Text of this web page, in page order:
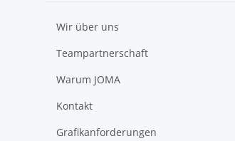
Wir über uns
Teampartnerschaft
Warum JOMA
Kontakt
Grafikanforderungen